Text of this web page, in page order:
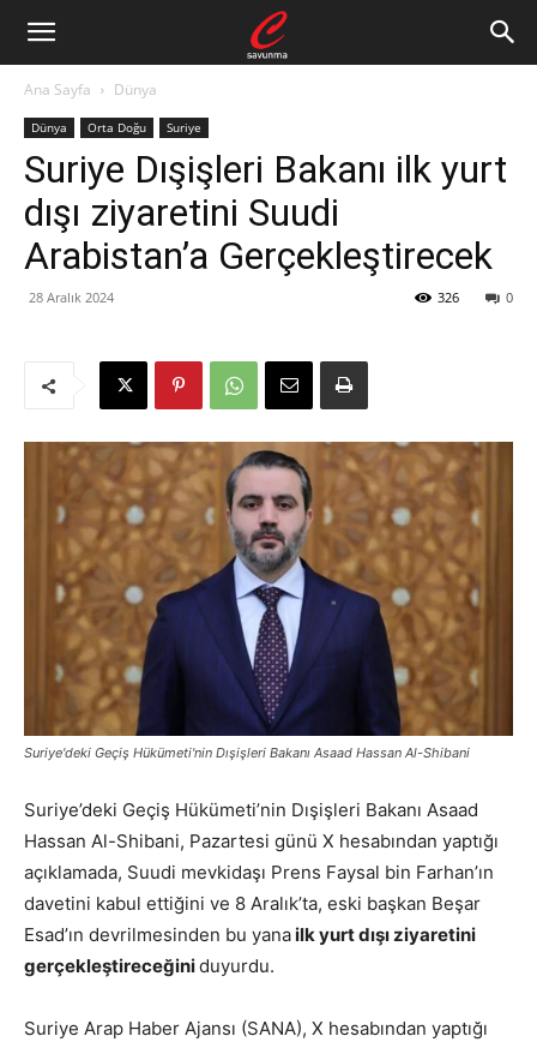
Ana Sayfa Dünya
Dünya Orta Doğu Suriye
Suriye Dışişleri Bakanı ilk yurt
dışı ziyaretini Suudi
Arabistan’a Gerçekleştirecek
28 Aralık 2024 0
326
Suriye'deki Geçiş Hükümeti'nin Dışişleri Bakanı Asaad Hassan Al-Shibani
Suriye’deki Geçiş Hükümeti’nin Dışişleri Bakanı Asaad
Hassan Al-Shibani, Pazartesi günü X hesabından yaptığı
açıklamada, Suudi mevkidaşı Prens Faysal bin Farhan’ın
davetini kabul ettiğini ve 8 Aralık’ta, eski başkan Beşar
Esad’ın devrilmesinden bu yanailk yurt dışı ziyaretini
gerçekleştireceğiniduyurdu.
Suriye Arap Haber Ajansı (SANA), X hesabından yaptığı